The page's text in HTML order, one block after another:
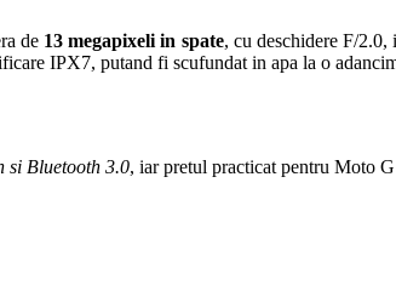
de13 megapixeli in spate, cu deschidere F/
IPX7, putand fi scufundat in apa la o
si Bluetooth 3.0, iar pretul practicat pentru Moto